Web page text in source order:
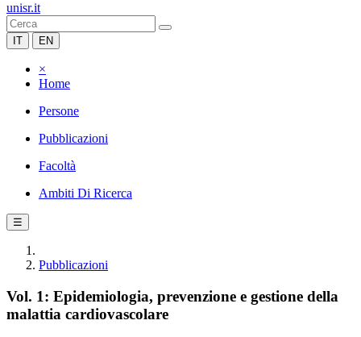
unisr.it
IT EN
×
Home
Persone
Pubblicazioni
Facoltà
Ambiti Di Ricerca
☰
Pubblicazioni
Vol. 1: Epidemiologia, prevenzione e gestione della
malattia cardiovascolare